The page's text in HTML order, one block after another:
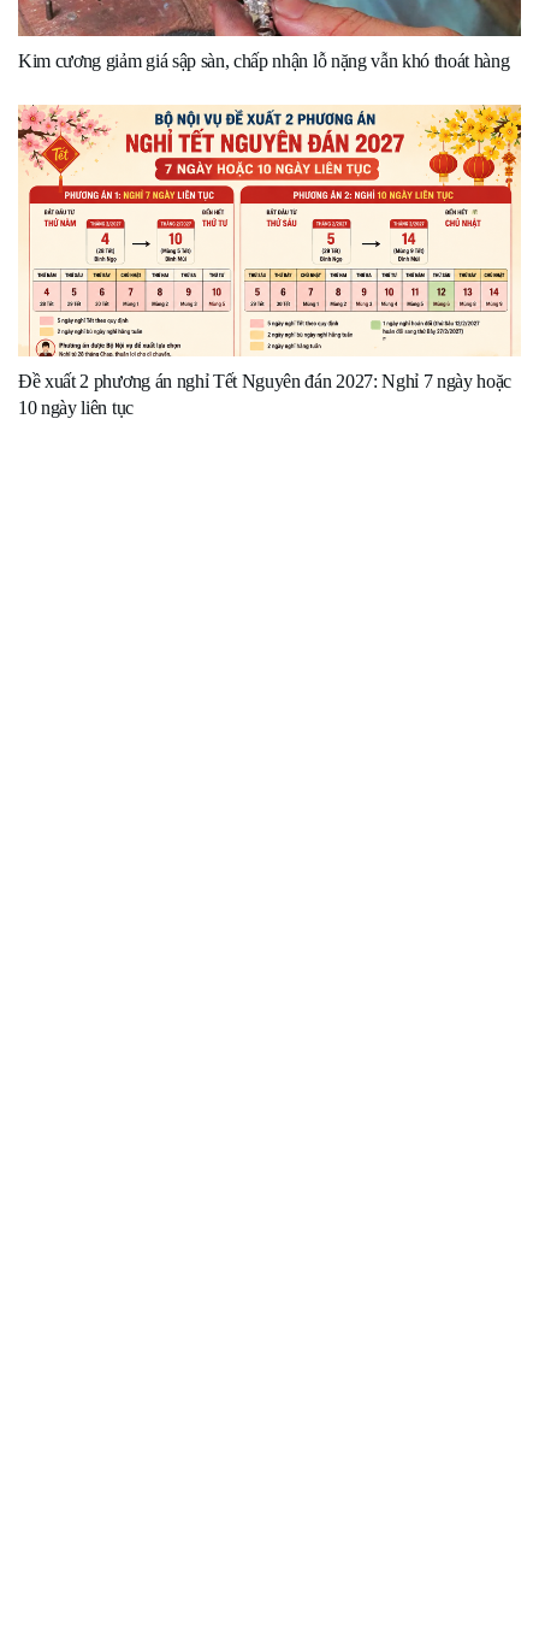
Kim cương giảm giá sập sàn, chấp nhận lỗ nặng vẫn khó thoát hàng
Đề xuất 2 phương án nghỉ Tết Nguyên đán 2027: Nghỉ 7 ngày hoặc
10 ngày liên tục